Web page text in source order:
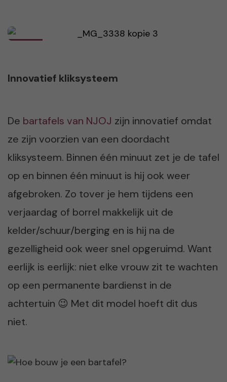
Innovatief kliksysteem
De bartafels van NJOJ zijn innovatief omdat
ze zijn voorzien van een doordacht
kliksysteem. Binnen één minuut zet je de tafel
op en binnen één minuut is hij ook weer
afgebroken. Zo tover je hem tijdens een
verjaardag of borrel makkelijk uit de
kelder/schuur/berging en is hij na de
gezelligheid ook weer snel opgeruimd. Want
eerlijk is eerlijk: niet elke vrouw zit te wachten
op een permanente bardienst in de
achtertuin 😉 Met dit model hoeft dit dus
niet.